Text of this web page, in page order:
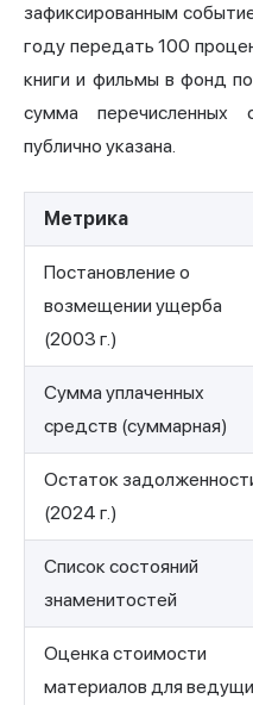
зафиксированным
году передать 100
книги и фильмы в фонд
сумма
публично указана.
Метрика
Постановление о
возмещении ущерба
(2003 г.)
Сумма уплаченных
средств (суммарная)
Остаток
(2024 г.)
Список состояний
знаменитостей
Оценка стоимости
материалов для